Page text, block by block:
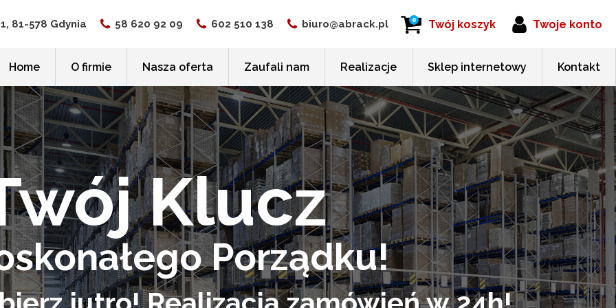
81-578 Gdynia 58 620 92 09 602 510 138 biuro@abrack.pl 0 Twój koszyk Twoje konto
Home O firmie Nasza oferta Zaufali nam Realizacje Sklep internetowy Kontakt
do biura
do archiwum
sklepowe
do urzędów
Klucz
Porządku!